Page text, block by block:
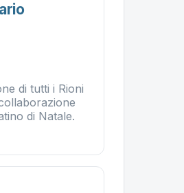
di tutti i Rioni
di Natale.